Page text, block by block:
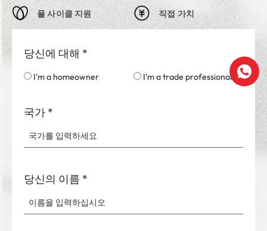
풀 사이클 지원 직접 가치
당신에 대해 *
I'm a homeowner I'm a trade professional
국가 *
당신의 이름 *